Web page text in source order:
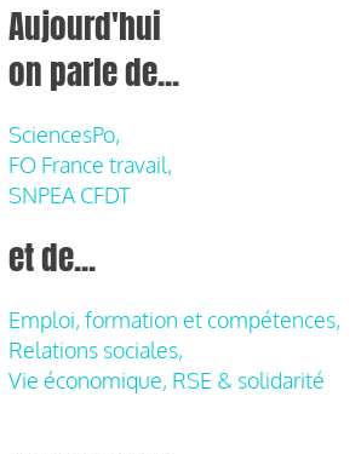
Aujourd'hui
on parle de...
SciencesPo,
FO France travail,
SNPEA CFDT
et de...
Emploi, formation et compétences,
Relations sociales,
Vie économique, RSE & solidarité